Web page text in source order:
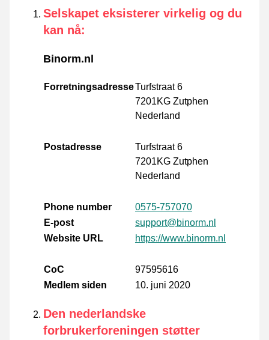
Selskapet eksisterer virkelig og du
kan nå:
Binorm.nl
ForretningsadresseTurfstraat 6
7201KG Zutphen
Nederland
Postadresse
Turfstraat 6
7201KG Zutphen
Nederland
Phone number
0575-757070
E-post
support@binorm.nl
Website URL
https://www.binorm.nl
CoC
97595616
Medlem siden
10. juni 2020
Den nederlandske
forbrukerforeningen støtter